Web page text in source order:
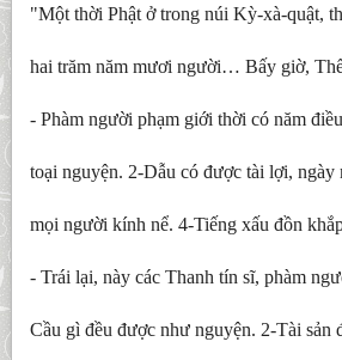
"Một thời Phật ở trong núi Kỳ-xà-quật,
hai trăm năm mươi người… Bấy giờ,
- Phàm người phạm giới thời có năm
toại nguyện. 2-Dẫu có được tài lợi,
mọi người kính nể. 4-Tiếng xấu đồn
- Trái lại, này các Thanh tín sĩ, phàm
Cầu gì đều được như nguyện. 2-Tài sản